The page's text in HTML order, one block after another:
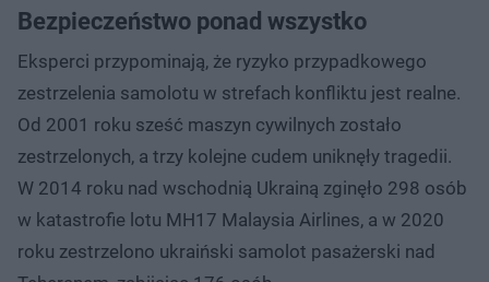
Bezpieczeństwo ponad wszystko
Eksperci przypominają, że ryzyko przypadkowego
zestrzelenia samolotu w strefach konfliktu jest realne.
Od 2001 roku sześć maszyn cywilnych zostało
zestrzelonych, a trzy kolejne cudem uniknęły tragedii.
W 2014 roku nad wschodnią Ukrainą zginęło 298 osób
w katastrofie lotu MH17 Malaysia Airlines, a w 2020
roku zestrzelono ukraiński samolot pasażerski nad